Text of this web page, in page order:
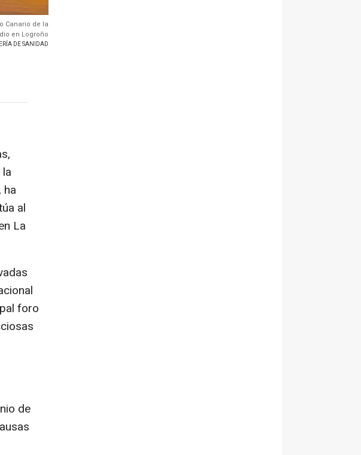
Canario de la
en Logroño
DE SANIDAD
ha
al
La
foro
de